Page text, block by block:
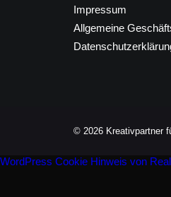
Impressum
Allgemeine
© 2026 Kreativpartner
WordPress Cookie Hinweis von